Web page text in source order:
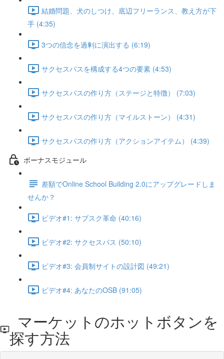
結婚問題、犬のしつけ、底辺フリーランス、教え方が下
手 (4:35)
3つの信念を過剰に演出する (6:19)
サクセスパスを構成する4つの要素 (4:53)
サクセスパスの作り方（ステージと特徴） (7:03)
サクセスパスの作り方（マイルストーン） (4:31)
サクセスパスの作り方（アクションアイテム） (4:39)
ボーナスモジュール
差額でOnline School Building 2.0にアップグレードしま
せんか？
ビデオ#1: サブスク革命 (40:16)
ビデオ#2: サクセスパス (50:10)
ビデオ#3: 会員制サイトの設計図 (49:21)
ビデオ#4: あなたのOSB (91:05)
マーケットのホットボタンを
探す方法